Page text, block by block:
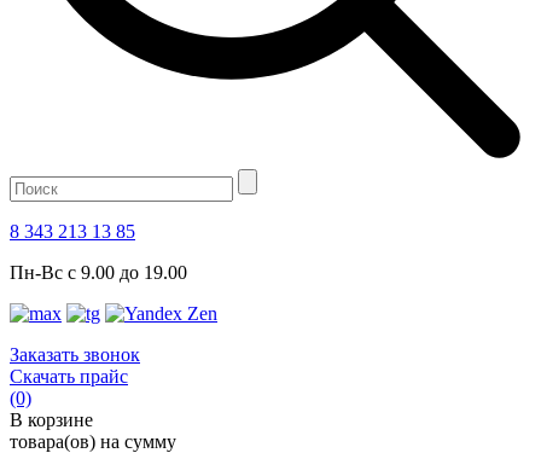
8 343 213 13 85
Пн-Вс с 9.00 до 19.00
Заказать звонок
Скачать прайс
(0)
В корзине
товара(ов) на сумму